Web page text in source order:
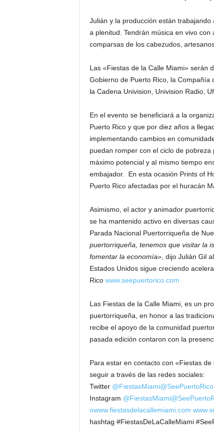
Julián y la producción están
a plenitud. Tendrán música en vivo
comparsas de los cabezudos,
Las «Fiestas de la Calle Miami» serán
Gobierno de Puerto Rico, la Compañía
la Cadena Univision, Univision Radio,
En el evento se beneficiará a la
Puerto Rico y que por diez años a
implementando cambios en
puedan romper con el ciclo de
máximo potencial y al mismo tiempo
embajador. En esta ocasión Prints of
Puerto Rico afectadas por el huracán
Asimismo, el actor y animador
se ha mantenido activo en diversas
Parada Nacional Puertorriqueña de
puertorriqueña, tenemos que visitar la
fomentar la economía», dijo Julián Gil
Estados Unidos sigue creciendo
Rico www.seepuertorico.com
Las Fiestas de la Calle Miami, es un
puertorriqueña, en honor a las
recibe el apoyo de la comunidad
pasada edición contaron con la
Para estar en contacto con «Fiestas
seguir a través de las redes sociales:
Twitter @FiestasMiami@SeePuertoRico
Instagram @FiestasMiami
owww.fiestasdelacallemiami.com
hashtag #FiestasDeLaCalleMiami